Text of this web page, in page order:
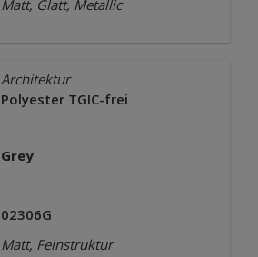
Matt, Glatt, Metallic
Architektur
Polyester TGIC-frei
Grey
02306G
Matt, Feinstruktur